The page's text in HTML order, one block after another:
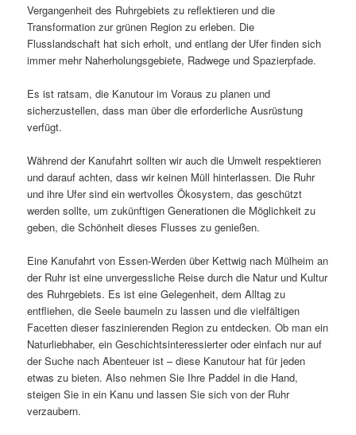
Vergangenheit des Ruhrgebiets zu reflektieren und die
Transformation zur grünen Region zu erleben. Die
Flusslandschaft hat sich erholt, und entlang der Ufer finden sich
immer mehr Naherholungsgebiete, Radwege und Spazierpfade.
Es ist ratsam, die Kanutour im Voraus zu planen und
sicherzustellen, dass man über die erforderliche Ausrüstung
verfügt.
Während der Kanufahrt sollten wir auch die Umwelt respektieren
und darauf achten, dass wir keinen Müll hinterlassen. Die Ruhr
und ihre Ufer sind ein wertvolles Ökosystem, das geschützt
werden sollte, um zukünftigen Generationen die Möglichkeit zu
geben, die Schönheit dieses Flusses zu genießen.
Eine Kanufahrt von Essen-Werden über Kettwig nach Mülheim an
der Ruhr ist eine unvergessliche Reise durch die Natur und Kultur
des Ruhrgebiets. Es ist eine Gelegenheit, dem Alltag zu
entfliehen, die Seele baumeln zu lassen und die vielfältigen
Facetten dieser faszinierenden Region zu entdecken. Ob man ein
Naturliebhaber, ein Geschichtsinteressierter oder einfach nur auf
der Suche nach Abenteuer ist – diese Kanutour hat für jeden
etwas zu bieten. Also nehmen Sie Ihre Paddel in die Hand,
steigen Sie in ein Kanu und lassen Sie sich von der Ruhr
verzaubern.